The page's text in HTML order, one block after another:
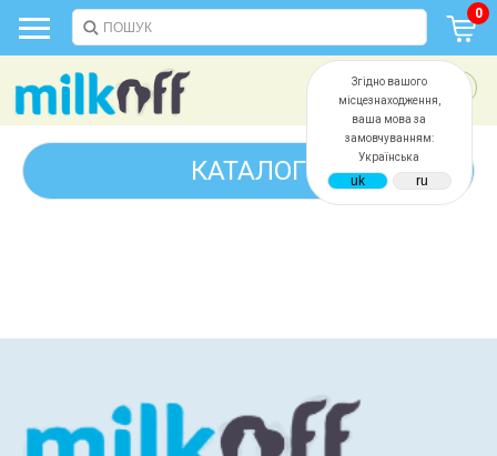
Згідно вашого
місцезнаходження,
ваша мова за
замовчуванням:
Українська
0
КАТАЛОГ